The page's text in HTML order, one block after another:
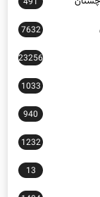
7632
23256
1033
940
1232
13
1404